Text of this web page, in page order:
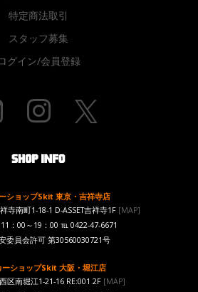
特定商法取引
スタッフ募集
グイン/会員登録
ショップSkit 東京・吉祥寺店
寺南町1-18-1 D-ASSET吉祥寺1F [MAP]
：00～19：00 ℡ 0422-47-6671
委員会許可 第30560030721号
ーショップSkit 大阪・堀江店
区南堀江1-21-16 RE:001 2F[MAP]